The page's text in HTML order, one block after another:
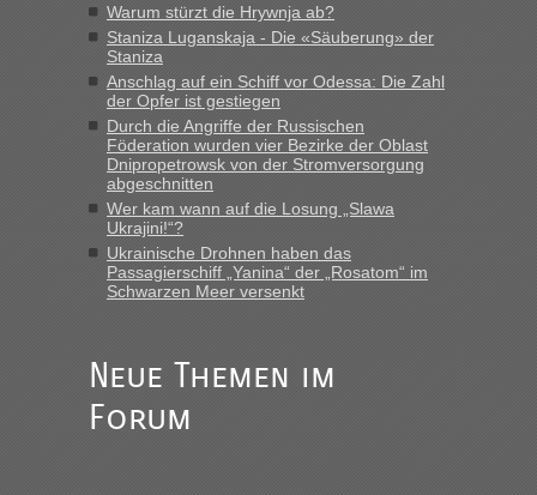
MHG1023 inBerichte und Reisetipps • Re: Mit dem Zug in
die Ukraine
„Man sollte aber explizit dazu schreiben, daß es ein Zug von
LeoExpress ist - und nur auf deren Webseite kann man die
Fahrkarten kaufen. Zumindest ist es die erste Umsteigefreie
Verbindung von Deutschland...“
Recht, Visa und Dokumente • Re: Deklaration
gebrauchter Kleidung beim Zoll
„Vielen Dank, mit einem Briefchen meiner Frau im Gepäck
gab es keine Probleme“
fast 11 Milliarden aufgedeckt
„Am besten wäre natürlich, wenn die Frau mit dabei ist.
Alleinreisende Männer stehen schließlich immer unter
Warum stürzt die Hrywnja ab?
Staniza Luganskaja - Die «Säuberung» der
Staniza
Anschlag auf ein Schiff vor Odessa: Die Zahl
der Opfer ist gestiegen
Durch die Angriffe der Russischen
Föderation wurden vier Bezirke der Oblast
Dnipropetrowsk von der Stromversorgung
abgeschnitten
Wer kam wann auf die Losung „Slawa
Ukrajini!“?
Ukrainische Drohnen haben das
Passagierschiff „Yanina“ der „Rosatom“ im
Schwarzen Meer versenkt
Neue Themen im
Forum